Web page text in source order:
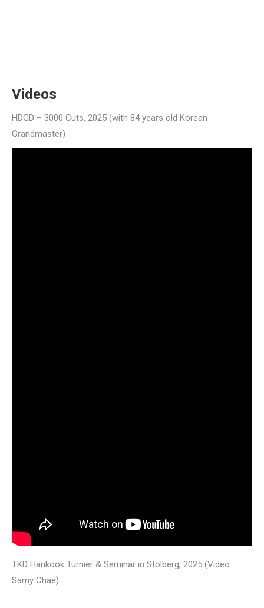
Videos
HDGD – 3000 Cuts, 2025 (with 84 years old Korean
Grandmaster)
TKD Hankook Turnier & Seminar in Stolberg, 2025 (Video:
Samy Chae)